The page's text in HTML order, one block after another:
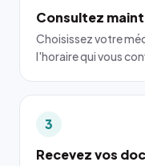
Consultez
Choisissez votre
l'horaire qui vous
3
Recevez vos